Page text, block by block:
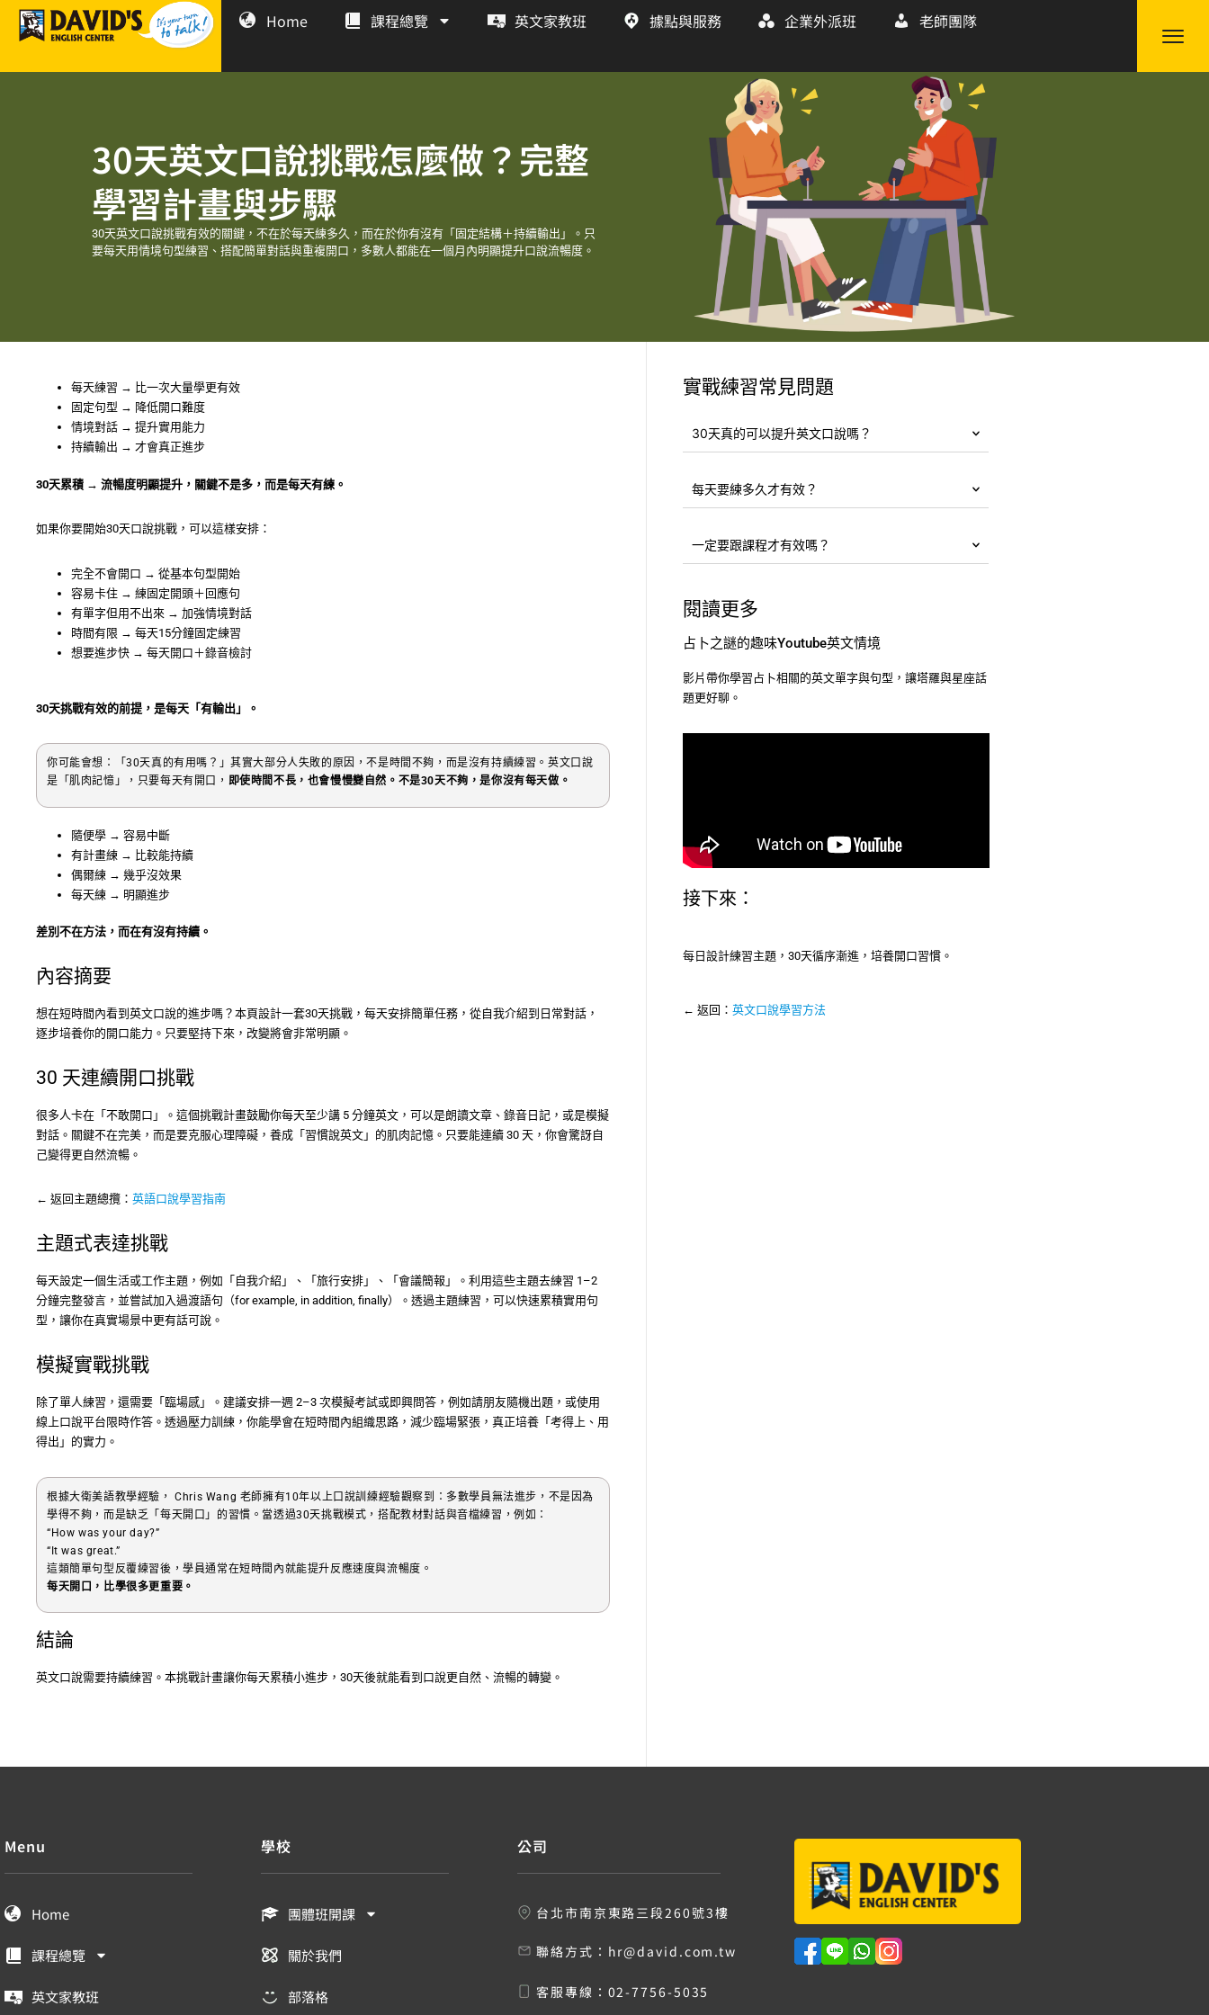
Home 課程總覽 英文家教班 據點與服務 企業外派班 老師團隊
30天英文口說挑戰怎麼做？完整
學習計畫與步驟
30天英文口說挑戰有效的關鍵，不在於每天練多久，而在於你有沒有「固定結構＋持續輸出」。只
要每天用情境句型練習、搭配簡單對話與重複開口，多數人都能在一個月內明顯提升口說流暢度。
每天練習 → 比一次大量學更有效
固定句型 → 降低開口難度
情境對話 → 提升實用能力
持續輸出 → 才會真正進步
30天累積 → 流暢度明顯提升，關鍵不是多，而是每天有練。
如果你要開始30天口說挑戰，可以這樣安排：
完全不會開口 → 從基本句型開始
容易卡住 → 練固定開頭＋回應句
有單字但用不出來 → 加強情境對話
時間有限 → 每天15分鐘固定練習
想要進步快 → 每天開口＋錄音檢討
30天挑戰有效的前提，是每天「有輸出」。
你可能會想：「30天真的有用嗎？」其實大部分人失敗的原因，不是時間不夠，而是沒有持續練習。英文口說
是「肌肉記憶」，只要每天有開口， 即使時間不長，也會慢慢變自然。不是30天不夠，是你沒有每天做。
隨便學 → 容易中斷
有計畫練 → 比較能持續
偶爾練 → 幾乎沒效果
每天練 → 明顯進步
差別不在方法，而在有沒有持續。
內容摘要
想在短時間內看到英文口說的進步嗎？本頁設計一套30天挑戰，每天安排簡單任務，從自我介紹到日常對話，
逐步培養你的開口能力。只要堅持下來，改變將會非常明顯。
30 天連續開口挑戰
很多人卡在「不敢開口」。這個挑戰計畫鼓勵你每天至少講 5 分鐘英文，可以是朗讀文章、錄音日記，或是模擬
對話。關鍵不在完美，而是要克服心理障礙，養成「習慣說英文」的肌肉記憶。只要能連續 30 天，你會驚訝自
己變得更自然流暢。
← 返回主題總攬： 英語口說學習指南
主題式表達挑戰
每天設定一個生活或工作主題，例如「自我介紹」、「旅行安排」、「會議簡報」。利用這些主題去練習 1–2
分鐘完整發言，並嘗試加入過渡語句（for example, in addition, finally）。透過主題練習，可以快速累積實用句
型，讓你在真實場景中更有話可說。
模擬實戰挑戰
除了單人練習，還需要「臨場感」。建議安排一週 2–3 次模擬考試或即興問答，例如請朋友隨機出題，或使用
線上口說平台限時作答。透過壓力訓練，你能學會在短時間內組織思路，減少臨場緊張，真正培養「考得上、用
得出」的實力。
根據大衛美語教學經驗， Chris Wang 老師擁有10年以上口說訓練經驗觀察到：多數學員無法進步，不是因為
學得不夠，而是缺乏「每天開口」的習慣。當透過30天挑戰模式，搭配教材對話與音檔練習，例如：
“How was your day?”
“It was great.”
這類簡單句型反覆練習後，學員通常在短時間內就能提升反應速度與流暢度。
每天開口，比學很多更重要。
結論
英文口說需要持續練習。本挑戰計畫讓你每天累積小進步，30天後就能看到口說更自然、流暢的轉變。
實戰練習常見問題
30天真的可以提升英文口說嗎？
每天要練多久才有效？
一定要跟課程才有效嗎？
閱讀更多
占卜之謎的趣味Youtube英文情境
影片帶你學習占卜相關的英文單字與句型，讓塔羅與星座話
題更好聊。
接下來：
每日設計練習主題，30天循序漸進，培養開口習慣。
← 返回： 英文口說學習方法
Menu
Home
課程總覽
英文家教班
學校
團體班開課
關於我們
部落格
公司
台北市南京東路三段260號3樓
聯絡方式： hr@david.com.tw
客服專線： 02-7756-5035